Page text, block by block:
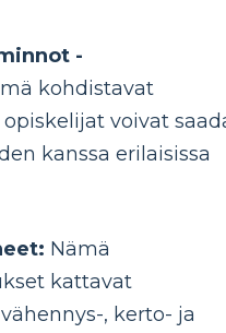
-
kohdistavat
voivat
kanssa erilaisissa
Nämä
kattavat
, kerto- ja